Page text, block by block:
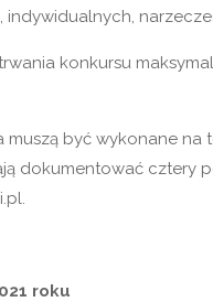
konkursu
muszą być wykonane
dokumentować cztery
roku